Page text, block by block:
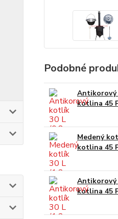
Podobné
Antikorový
kotlina 45
Medený
kotlina 45
Antikorový
kotlina 45